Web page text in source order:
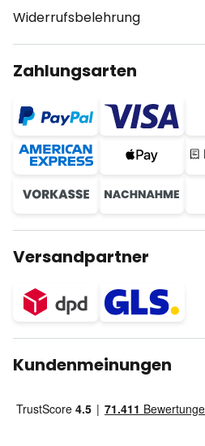
Widerrufsbelehrung
Zahlungsarten
Versandpartner
Kundenmeinungen